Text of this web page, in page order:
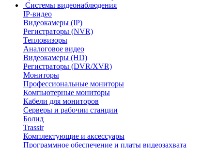
Системы видеонаблюдения
IP-видео
Видеокамеры (IP)
Регистраторы (NVR)
Тепловизоры
Аналоговое видео
Видеокамеры (HD)
Регистраторы (DVR/XVR)
Мониторы
Профессиональные мониторы
Компьютерные мониторы
Кабели для мониторов
Серверы и рабочии станции
Болид
Trassir
Комплектующие и аксессуары
Программное обеспечение и платы видеозахвата